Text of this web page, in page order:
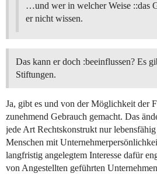
…und wer in welcher Weise ::das
er nicht wissen.
Das kann er doch :beeinflussen? Es
Stiftungen.
Ja, gibt es und von der Möglichkeit der
zunehmend Gebrauch gemacht. Das
jede Art Rechtskonstrukt nur
Menschen mit
langfristig angelegtem Interesse dafür
von Angestellten geführten